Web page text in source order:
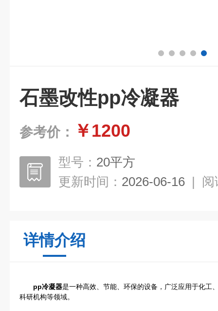
石墨改性pp冷凝器
参考价： ￥1200
型号： 20平方
更新时间： 2026-06-16 | 阅
详情介绍
pp冷凝器是一种高效、节能、环保的设备，广泛应用于化工
科研机构等领域。